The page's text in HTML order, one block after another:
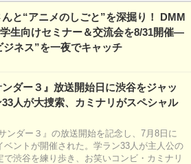
と“アニメのしごと”を深掘り！ DMM
生向けセミナー＆交流会を8/31開催―
ネス”を一夜でキャッチ
ダー３』放送開始日に渋谷をジャッ
人が大捜索、カミナリがスペシャル
ンダー３』の放送開始を記念し、7月8日に
ベントが開催された。学ラン33人が主人公の
で渋谷を練り歩き、お笑いコンビ・カミナリ